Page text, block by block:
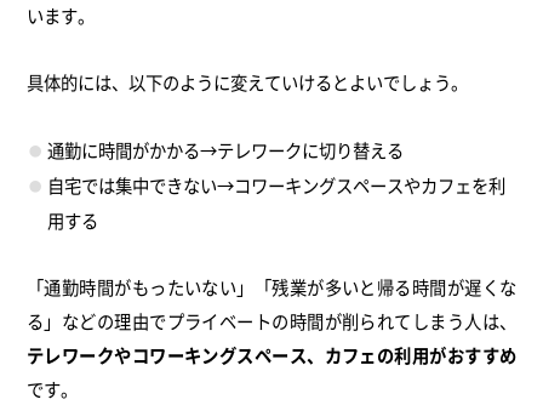
います。
具体的には、以下のように変えていけるとよいでしょう。
通勤に時間がかかる→テレワークに切り替える
自宅では集中できない→コワーキングスペースやカフェを利
用する
「通勤時間がもったいない」「残業が多いと帰る時間が遅くな
る」などの理由でプライベートの時間が削られてしまう人は、
テレワークやコワーキングスペース、カフェの利用がおすすめ
です。